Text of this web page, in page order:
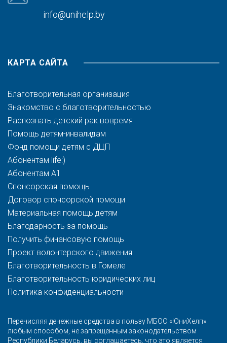
info@unihelp.by
КАРТА САЙТА
Благотворительная организация
Знакомство с благотворительностью
Распознать детский рак вовремя
Помощь детям-инвалидам
Фонд помощи детям с ДЦП
Абонентам life:)
Абонентам A1
Спонсорская помощь
Договор спонсорской помощи
Материальная помощь детям
Благодарность за помощь
Получить финансовую помощь
Проект волонтерского движения
Благотворительность в Гомеле
Благотворительность юридических лиц
Политика конфиденциальности
Перечисляя денежные средства в пользу МБОО «ЮниХелп»
любым способом, не запрещенным законодательством
Республики Беларусь, вы соглашаетесь, что это является